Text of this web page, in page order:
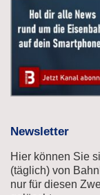
Newsletter
Hier können Sie
(täglich) von
nur für diesen